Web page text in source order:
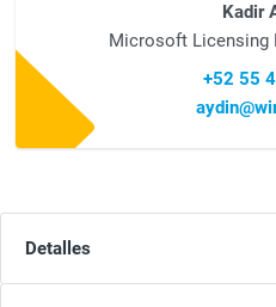
Kadir
Microsoft Licensing
+52 55
Detalles